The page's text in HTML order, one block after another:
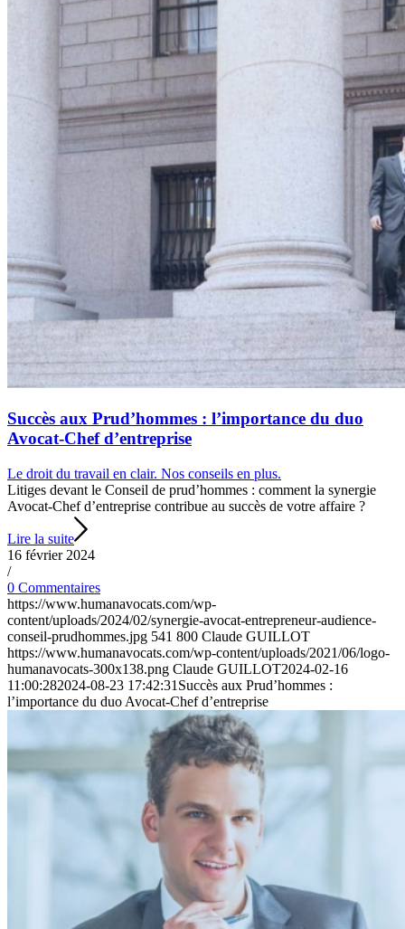
Succès aux Prud’hommes : l’importance du duo
Avocat-Chef d’entreprise
Le droit du travail en clair. Nos conseils en plus.
Litiges devant le Conseil de prud’hommes : comment la synergie
Avocat-Chef d’entreprise contribue au succès de votre affaire ?
Lire la suite
16 février 2024
/
0 Commentaires
https://www.humanavocats.com/wp-
content/uploads/2024/02/synergie-avocat-entrepreneur-audience-
conseil-prudhommes.jpg 541 800 Claude GUILLOT
https://www.humanavocats.com/wp-content/uploads/2021/06/logo-
humanavocats-300x138.png Claude GUILLOT2024-02-16
11:00:282024-08-23 17:42:31 Succès aux Prud’hommes :
l’importance du duo Avocat-Chef d’entreprise